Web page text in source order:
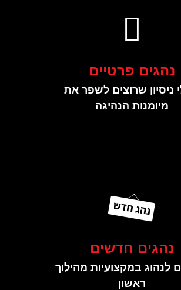
נהגים פרטיים
ניסיון שרוצים לשפר את
מיומנות הנהיגה
נהגים חדשים
לנהוג במקצועיות מהילוך
ראשון